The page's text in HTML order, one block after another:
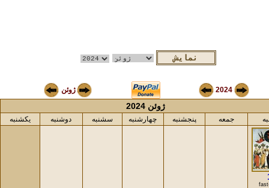
ژوئن 2024
ژوئن 2024
یکشنبه دوشنبه سشنبه چهارشنبه پنجشنبه جمعه